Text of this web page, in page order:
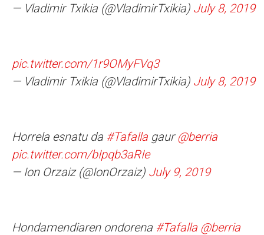
— Vladimir Txikia (@VladimirTxikia) July 8, 2019
pic.twitter.com/1r9OMyFVq3
— Vladimir Txikia (@VladimirTxikia) July 8, 2019
Horrela esnatu da #Tafalla gaur@berria
pic.twitter.com/bIpqb3aRIe
— Ion Orzaiz (@IonOrzaiz) July 9, 2019
Hondamendiaren ondorena #Tafalla @berria